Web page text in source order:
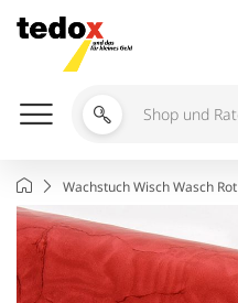
Inhalt
springen
Shop
StartseiteWachstuch Wisch Wasch Rot